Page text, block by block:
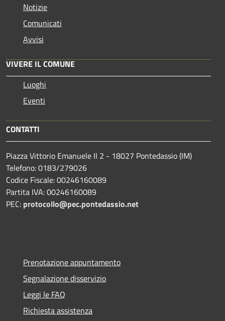
Notizie
Comunicati
Avvisi
VIVERE IL COMUNE
Luoghi
Eventi
CONTATTI
Piazza Vittorio Emanuele II 2 - 18027 Pontedassio (IM)
Telefono: 0183/279026
Codice Fiscale: 00246160089
Partita IVA: 00246160089
PEC: protocollo@pec.pontedassio.net
Prenotazione appuntamento
Segnalazione disservizio
Leggi le FAQ
Richiesta assistenza